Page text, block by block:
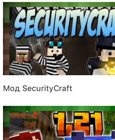
Мод SecurityCraft